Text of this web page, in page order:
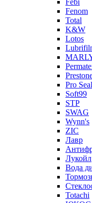
Febi
Fenom
Total
K&W
Lotos
Pro Seal
Soft99
STP
SWAG
Wynn's
ZIC
Лавр
Лукойл
Вода
Totachi